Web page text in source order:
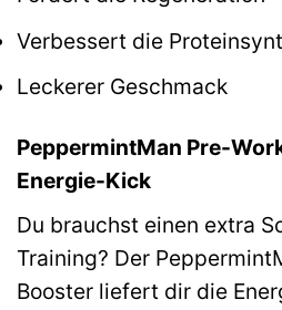
Verbessert die
Leckerer Geschmack
PeppermintMan Pre-
Energie-Kick
Du brauchst einen extra
Training? Der
Booster liefert dir die